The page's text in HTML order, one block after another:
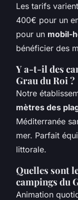
Les tarifs
400€ pour un
pour un mobil-
bénéficier des
Y a-t-il des
Grau du Roi ?
Notre
mètres des
Méditerranée
mer. Parfait
littorale.
Quelles sont
campings du
Animation